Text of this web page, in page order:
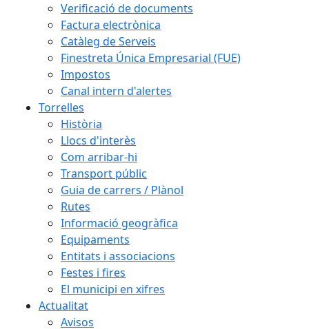
Verificació de documents
Factura electrònica
Catàleg de Serveis
Finestreta Única Empresarial (FUE)
Impostos
Canal intern d'alertes
Torrelles
Història
Llocs d'interès
Com arribar-hi
Transport públic
Guia de carrers / Plànol
Rutes
Informació geogràfica
Equipaments
Entitats i associacions
Festes i fires
El municipi en xifres
Actualitat
Avisos